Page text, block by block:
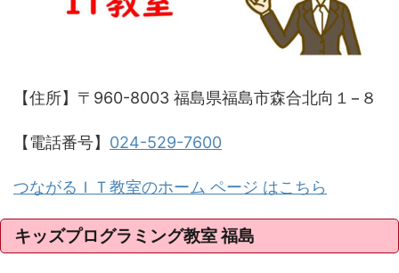
【住所】〒960-8003 福島県福島市森合北向１−８
【電話番号】 024-529-7600
つながるＩＴ教室のホーム ページ はこちら
キッズプログラミング教室 福島